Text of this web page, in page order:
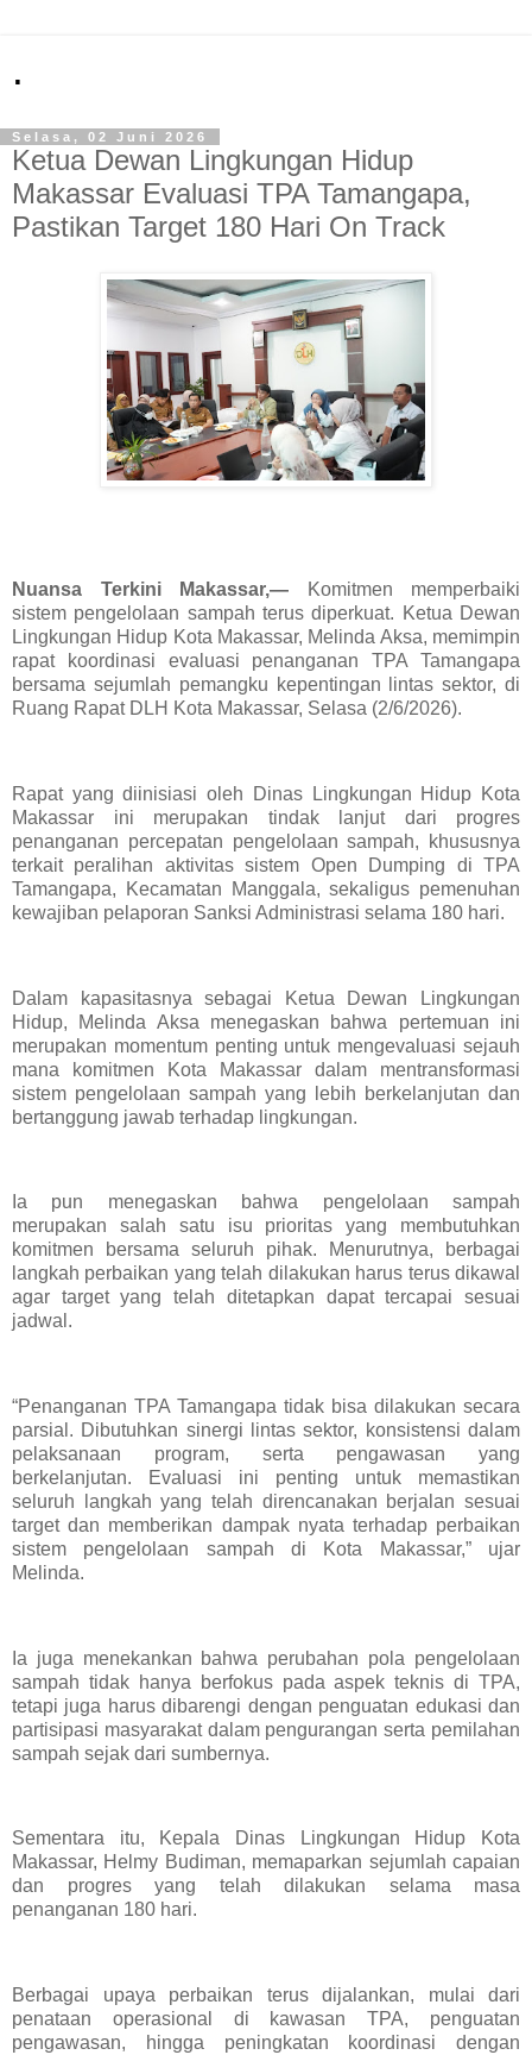
.
Selasa, 02 Juni 2026
Ketua Dewan Lingkungan Hidup
Makassar Evaluasi TPA Tamangapa,
Pastikan Target 180 Hari On Track
Nuansa Terkini Makassar,— Komitmen memperbaiki
sistem pengelolaan sampah terus diperkuat. Ketua Dewan
Lingkungan Hidup Kota Makassar, Melinda Aksa, memimpin
rapat koordinasi evaluasi penanganan TPA Tamangapa
bersama sejumlah pemangku kepentingan lintas sektor, di
Ruang Rapat DLH Kota Makassar, Selasa (2/6/2026).
Rapat yang diinisiasi oleh Dinas Lingkungan Hidup Kota
Makassar ini merupakan tindak lanjut dari progres
penanganan percepatan pengelolaan sampah, khususnya
terkait peralihan aktivitas sistem Open Dumping di TPA
Tamangapa, Kecamatan Manggala, sekaligus pemenuhan
kewajiban pelaporan Sanksi Administrasi selama 180 hari.
Dalam kapasitasnya sebagai Ketua Dewan Lingkungan
Hidup, Melinda Aksa menegaskan bahwa pertemuan ini
merupakan momentum penting untuk mengevaluasi sejauh
mana komitmen Kota Makassar dalam mentransformasi
sistem pengelolaan sampah yang lebih berkelanjutan dan
bertanggung jawab terhadap lingkungan.
Ia pun menegaskan bahwa pengelolaan sampah
merupakan salah satu isu prioritas yang membutuhkan
komitmen bersama seluruh pihak. Menurutnya, berbagai
langkah perbaikan yang telah dilakukan harus terus dikawal
agar target yang telah ditetapkan dapat tercapai sesuai
jadwal.
“Penanganan TPA Tamangapa tidak bisa dilakukan secara
parsial. Dibutuhkan sinergi lintas sektor, konsistensi dalam
pelaksanaan program, serta pengawasan yang
berkelanjutan. Evaluasi ini penting untuk memastikan
seluruh langkah yang telah direncanakan berjalan sesuai
target dan memberikan dampak nyata terhadap perbaikan
sistem pengelolaan sampah di Kota Makassar,” ujar
Melinda.
Ia juga menekankan bahwa perubahan pola pengelolaan
sampah tidak hanya berfokus pada aspek teknis di TPA,
tetapi juga harus dibarengi dengan penguatan edukasi dan
partisipasi masyarakat dalam pengurangan serta pemilahan
sampah sejak dari sumbernya.
Sementara itu, Kepala Dinas Lingkungan Hidup Kota
Makassar, Helmy Budiman, memaparkan sejumlah capaian
dan progres yang telah dilakukan selama masa
penanganan 180 hari.
Berbagai upaya perbaikan terus dijalankan, mulai dari
penataan operasional di kawasan TPA, penguatan
pengawasan, hingga peningkatan koordinasi dengan